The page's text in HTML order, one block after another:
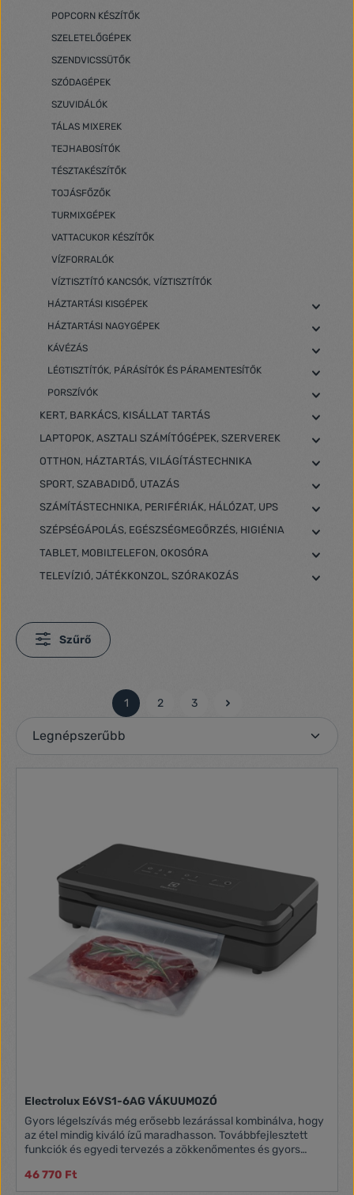
POPCORN KÉSZÍTŐK
SZELETELŐGÉPEK
SZENDVICSSÜTŐK
SZÓDAGÉPEK
SZUVIDÁLÓK
TÁLAS MIXEREK
TEJHABOSÍTÓK
TÉSZTAKÉSZÍTŐK
TOJÁSFŐZŐK
TURMIXGÉPEK
VATTACUKOR KÉSZÍTŐK
VÍZFORRALÓK
VÍZTISZTÍTÓ KANCSÓK, VÍZTISZTÍTÓK
HÁZTARTÁSI KISGÉPEK
HÁZTARTÁSI NAGYGÉPEK
KÁVÉZÁS
LÉGTISZTÍTÓK, PÁRÁSÍTÓK ÉS PÁRAMENTESÍTŐK
PORSZÍVÓK
KERT, BARKÁCS, KISÁLLAT TARTÁS
LAPTOPOK, ASZTALI SZÁMÍTÓGÉPEK, SZERVEREK
OTTHON, HÁZTARTÁS, VILÁGÍTÁSTECHNIKA
SPORT, SZABADIDŐ, UTAZÁS
SZÁMÍTÁSTECHNIKA, PERIFÉRIÁK, HÁLÓZAT, UPS
SZÉPSÉGÁPOLÁS, EGÉSZSÉGMEGŐRZÉS, HIGIÉNIA
TABLET, MOBILTELEFON, OKOSÓRA
TELEVÍZIÓ, JÁTÉKKONZOL, SZÓRAKOZÁS
Szűrő
Oldal
1
Oldal
2
Oldal
3
Electrolux E6VS1-6AG VÁKUUMOZÓ
Gyors légelszívás még erősebb lezárással kombinálva, hogy
az étel mindig kiváló ízű maradhasson. Továbbfejlesztett
funkciók és egyedi tervezés a zökkenőmentes és gyors
biztosabb a zárás Készítse el az ideális vákuumzárt tasakot
46 770 Ft